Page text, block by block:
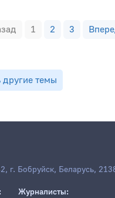
1 2 3
другие темы
г. Бобруйск, Беларусь,
Журналисты: